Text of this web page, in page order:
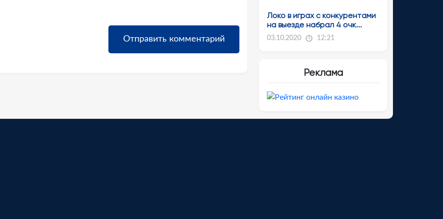
Локо в играх с конкурентами
на выезде набрал 4 очк...
03.10.2020 12:21
Реклама